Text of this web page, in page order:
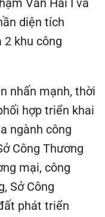
Văn Hai I và
diện tích
2 khu công
nhấn mạnh, thời
hợp triển khai
ngành công
Công Thương
mại, công
Sở Công
phát triển